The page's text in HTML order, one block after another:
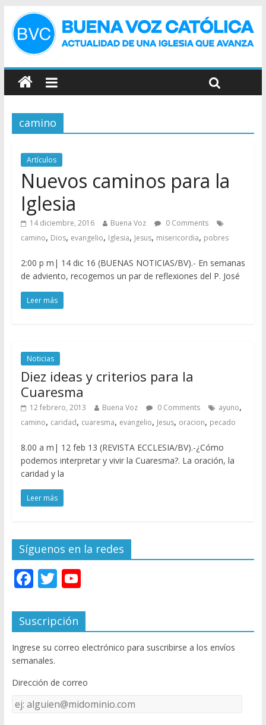
camino
Artículos
Nuevos caminos para la
Iglesia
14 diciembre, 2016 Buena Voz
0 Comments
camino, Dios, evangelio, Iglesia, Jesus, misericordia, pobres
2:00 p m| 14 dic 16 (BUENAS NOTICIAS/BV).- En semanas
de adviento, recogemos un par de reflexiones del P. José
Leer más
Noticias
Diez ideas y criterios para la
Cuaresma
12 febrero, 2013 Buena Voz 0 Comments ayuno,
camino, caridad, cuaresma, evangelio, Jesus, oracion, pecado
8.00 a m| 12 feb 13 (REVISTA ECCLESIA/BV).-¿Cómo
podemos interpretar y vivir la Cuaresma?. La oración, la
caridad y la
Leer más
Síguenos en la redes
F
e
b
o
o
k
T
itt
er
Y
u
T
u
e
C
Suscripción
Ingrese su correo electrónico para suscribirse a los envíos
semanales.
Dirección de correo
Dirección
de